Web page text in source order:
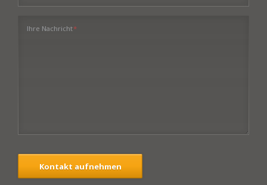
Pflichtfeld
Ihre Nachricht*
Kontakt aufnehmen